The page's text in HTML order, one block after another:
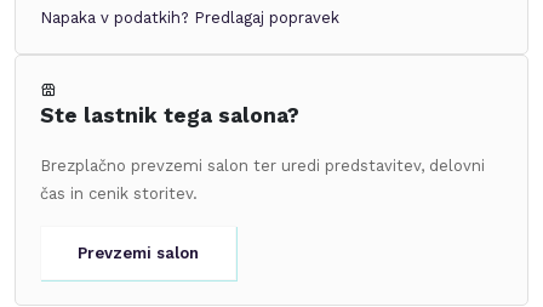
Napaka v podatkih? Predlagaj popravek
Ste lastnik tega salona?
Brezplačno prevzemi salon ter uredi predstavitev, delovni
čas in cenik storitev.
Prevzemi salon